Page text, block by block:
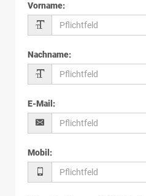
Vorname:
Nachname:
E-Mail :
Mobil :